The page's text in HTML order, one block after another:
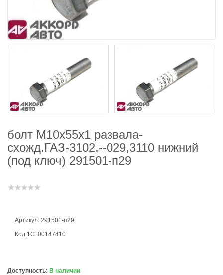
болт М10х55х1 развала-
схожд.ГАЗ-3102,--029,3110 нижний
(под ключ) 291501-п29
Артикул: 291501-п29
Код 1С: 00147410
Доступность: В наличии